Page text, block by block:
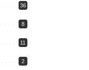
36
8
11
2